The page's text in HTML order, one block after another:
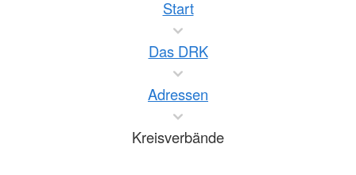
Start
Das DRK
Adressen
Kreisverbände